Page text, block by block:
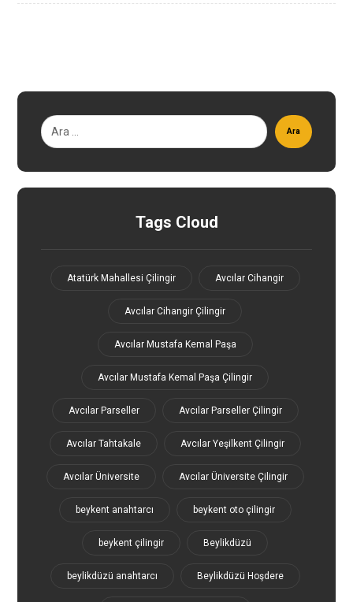
Ara
Tags Cloud
Atatürk Mahallesi Çilingir Avcılar Cihangir
Avcılar Cihangir Çilingir
Avcılar Mustafa Kemal Paşa
Avcılar Mustafa Kemal Paşa Çilingir
Avcılar Parseller Avcılar Parseller Çilingir
Avcılar Tahtakale Avcılar Yeşilkent Çilingir
Avcılar Üniversite Avcılar Üniversite Çilingir
beykent anahtarcı beykent oto çilingir
beykent çilingir Beylikdüzü
beylikdüzü anahtarcı Beylikdüzü Hoşdere